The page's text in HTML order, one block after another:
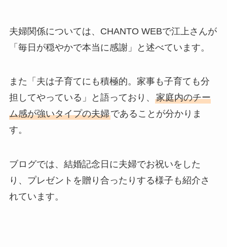
夫婦関係については、CHANTO WEBで江上さんが
「毎日が穏やかで本当に感謝」と述べています。
また「夫は子育てにも積極的。家事も子育ても分
担してやっている」と語っており、 家庭内のチー
ム感が強いタイプの夫婦であることが分かりま
す。
ブログでは、結婚記念日に夫婦でお祝いをした
り、プレゼントを贈り合ったりする様子も紹介さ
れています。